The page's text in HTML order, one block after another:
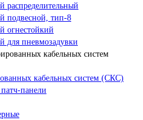
распределительный
подвесной, тип-8
огнестойкий
для пневмозадувки
кабельных систем (СКС)
панели